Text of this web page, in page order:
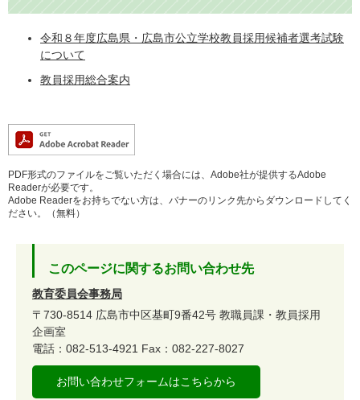
令和８年度広島県・広島市公立学校教員採用候補者選考試験
について
教員採用総合案内
PDF形式のファイルをご覧いただく場合には、Adobe社が提供するAdobe
Readerが必要です。
Adobe Readerをお持ちでない方は、バナーのリンク先からダウンロードしてく
ださい。（無料）
このページに関するお問い合わせ先
教育委員会事務局
〒730-8514 広島市中区基町9番42号 教職員課・教員採用
企画室
電話：082-513-4921 Fax：082-227-8027
お問い合わせフォームはこちらから